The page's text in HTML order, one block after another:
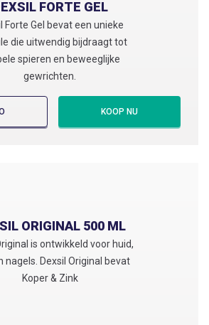
FORTE GEL
Forte Gel bevat een unieke
die uitwendig bijdraagt tot
spieren en beweeglijke
gewrichten.
KOOP NU
spieren en beweeglijke
gewrichten.
VIND EEN APOTHEEK
ORIGINAL 500 ML
is ontwikkeld voor huid,
nagels. Dexsil Original bevat
Koper & Zink